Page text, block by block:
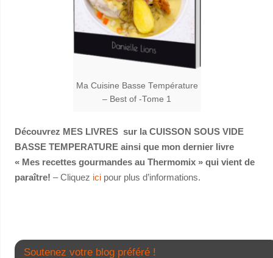
Ma Cuisine Basse Température
– Best of -Tome 1
Découvrez MES LIVRES sur la CUISSON SOUS VIDE
BASSE TEMPERATURE ainsi que mon dernier livre
« Mes recettes gourmandes au Thermomix » qui vient de
paraître! – Cliquez icipour plus d’informations.
Soutenez votre blog préféré !